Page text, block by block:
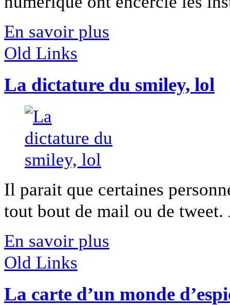
En savoir plus
Old Links
La dictature du smiley, lol
Il parait que certaines
tout bout de mail ou de
En savoir plus
Old Links
La carte d’un monde